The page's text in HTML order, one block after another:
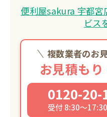
便利屋sakura 宇都宮
ビス
複数業者のお
お見積も
0120-20-
受付 8:30～17:30